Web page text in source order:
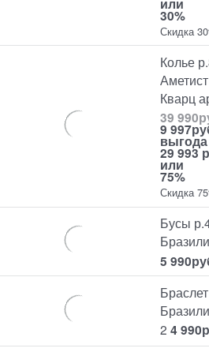
30%
Скидка
Колье
Кварц
39 990
9 997
выгода
29 993
или
75%
Скидка
Бусы
5 990
2 4 990